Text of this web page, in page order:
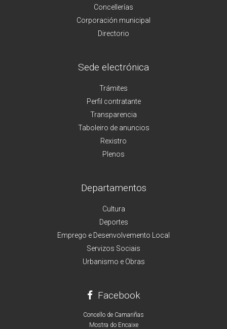
Concellerías
Corporación municipal
Directorio
Sede electrónica
Trámites
Perfil contratante
Transparencia
Taboleiro de anuncios
Rexistro
Plenos
Departamentos
Cultura
Deportes
Emprego e Desenvolvemento Local
Servizos Sociais
Urbanismo e Obras
Facebook
Concello de Camariñas
Mostra do Encaixe